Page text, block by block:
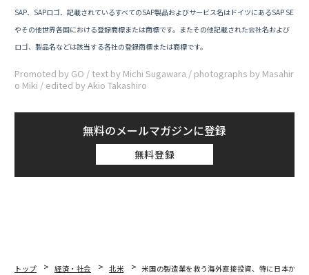
SAP、SAPロゴ、記載されているすべてのSAP製品およびサービス名はドイツにあるSAP SE
やその他世界各国における登録商標または商標です。またその他記載された会社名および
ロゴ、製品名などは該当する各社の登録商標または商標です。
Promoted by GO / text by Michi Sugawara / photographs by Masahir
o Miki / edited by Akio Takashiro
無料のメールマガジンに登録
無料登録
トップ 経済・社会 北米
米国の製造業を救う海外直接投資、特に日本から